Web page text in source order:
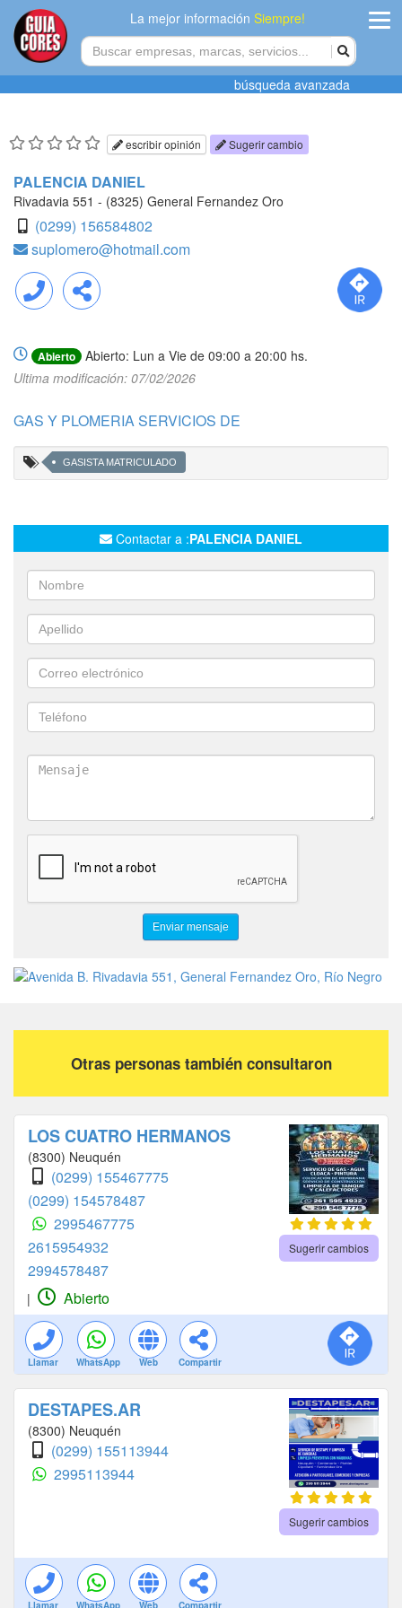
La mejor informaciónSiempre!
Agregar
Radios
búsqueda avanzada
escribir opinión Sugerir cambio
PALENCIA DANIEL
Rivadavia 551 - (8325) General Fernandez Oro
(0299) 156584802
suplomero@hotmail.com
Llamar Compartir
Abierto
Abierto: Lun a Vie de 09:00 a 20:00 hs.
Ultima modificación: 07/02/2026
GAS Y PLOMERIA SERVICIOS DE
GASISTA MATRICULADO
Contactar a :PALENCIA DANIEL
Otras personas también consultaron
LOS CUATRO HERMANOS
(8300) Neuquén
(0299) 155467775
(0299) 154578487
2995467775
2615954932
2994578487
Sugerir cambios
| Abierto
Llamar WhatsApp Web Compartir
DESTAPES.AR
(8300) Neuquén
(0299) 155113944
2995113944
Sugerir cambios